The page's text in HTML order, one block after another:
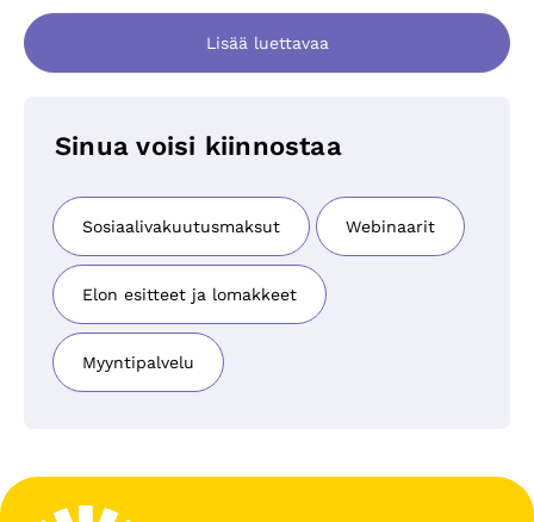
Lisää luettavaa
Sinua voisi kiinnostaa
Sosiaalivakuutusmaksut Webinaarit
Elon esitteet ja lomakkeet
Myyntipalvelu